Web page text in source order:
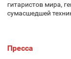
гитаристов мира,
сумасшедшей
Пресса